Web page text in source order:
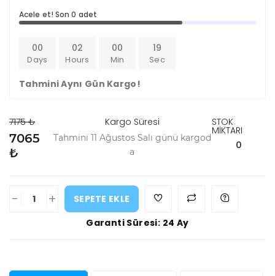
Acele et! Son 0 adet
00
Days
02
Hours
00
Min
18
Sec
Tahmini Aynı Gün Kargo!
7175 ₺
7065
₺
Kargo Süresi
Tahmini 11 Ağustos Salı günü kargod
a
STOK
MİKTARI
0
- +
SEPETE EKLE
Garanti Süresi: 24 Ay